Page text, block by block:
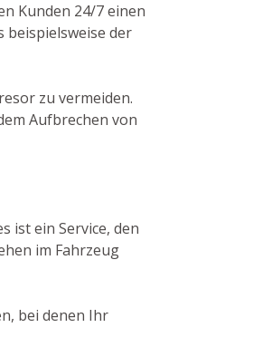
Kunden 24/7 einen
der
zu vermeiden.
Aufbrechen von
ist ein Service, den
im Fahrzeug
bei denen Ihr